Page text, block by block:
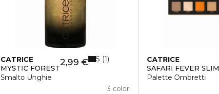
CATRICE
MYSTIC FOREST
Smalto Unghie
2,99 €
3 colori
5 1
CATRICE
SAFARI FEVER SLIM
Palette Ombretti